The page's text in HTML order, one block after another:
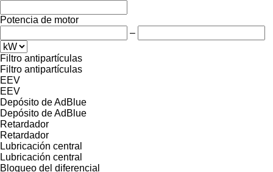
Potencia de motor
–
Filtro antipartículas
Filtro antipartículas
EEV
EEV
Depósito de AdBlue
Depósito de AdBlue
Retardador
Retardador
Lubricación central
Lubricación central
Bloqueo del diferencial